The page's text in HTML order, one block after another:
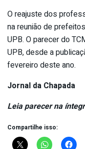
O reajuste dos
na reunião de
UPB. O parecer do
UPB, desde a
fevereiro deste ano.
Jornal da Chapada
Leia parecer na
Compartilhe isso: